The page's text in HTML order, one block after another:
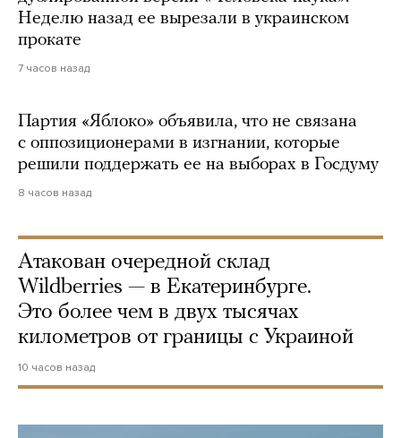
Неделю назад ее вырезали в украинском
прокате
7 часов назад
Партия «Яблоко» объявила, что не связана
с оппозиционерами в изгнании, которые
решили поддержать ее на выборах в Госдуму
8 часов назад
Атакован очередной склад
Wildberries — в Екатеринбурге.
Это более чем в двух тысячах
километров от границы с Украиной
10 часов назад